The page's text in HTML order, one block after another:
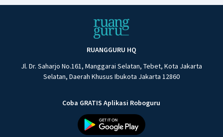
RUANGGURU HQ
Jl. Dr. Saharjo No.161, Manggarai Selatan, Tebet, Kota Jakarta
Selatan, Daerah Khusus Ibukota Jakarta 12860
Coba GRATIS Aplikasi Roboguru